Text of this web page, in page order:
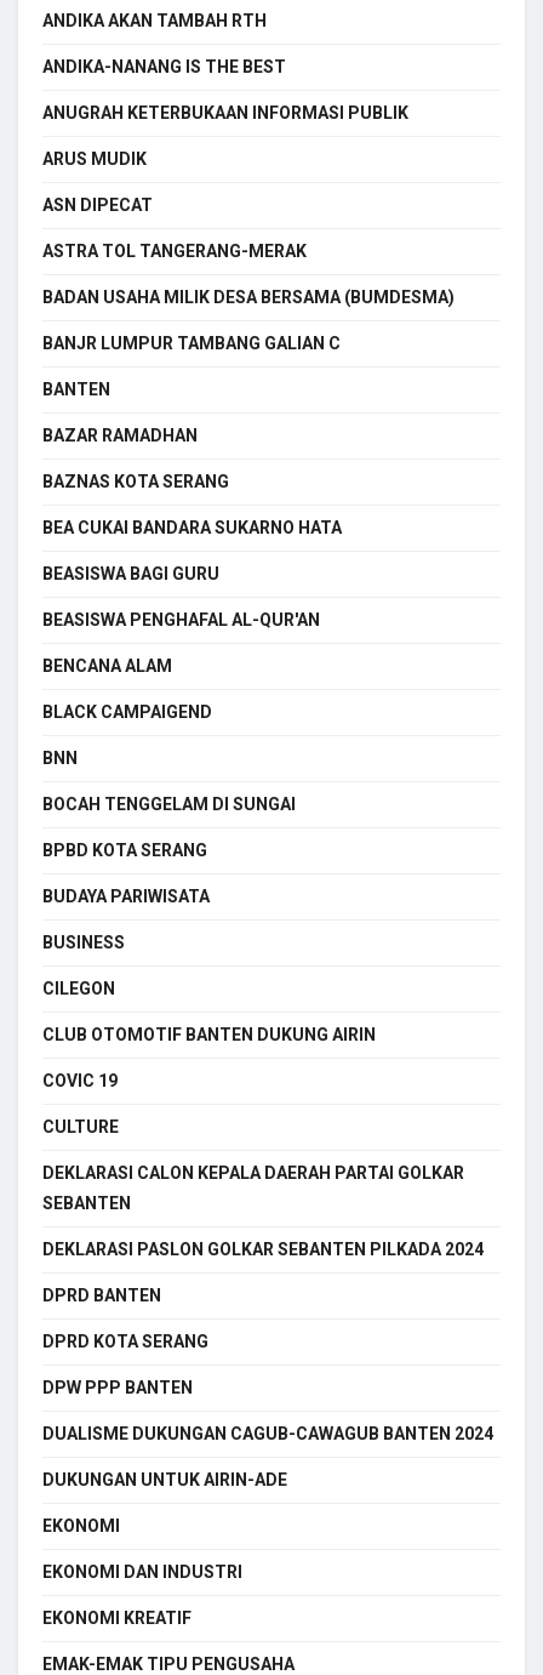
ANDIKA AKAN TAMBAH RTH
ANDIKA-NANANG IS THE BEST
ANUGRAH KETERBUKAAN INFORMASI PUBLIK
ARUS MUDIK
ASN DIPECAT
ASTRA TOL TANGERANG-MERAK
BADAN USAHA MILIK DESA BERSAMA (BUMDESMA)
BANJR LUMPUR TAMBANG GALIAN C
BANTEN
BAZAR RAMADHAN
BAZNAS KOTA SERANG
BEA CUKAI BANDARA SUKARNO HATA
BEASISWA BAGI GURU
BEASISWA PENGHAFAL AL-QUR'AN
BENCANA ALAM
BLACK CAMPAIGEND
BNN
BOCAH TENGGELAM DI SUNGAI
BPBD KOTA SERANG
BUDAYA PARIWISATA
BUSINESS
CILEGON
CLUB OTOMOTIF BANTEN DUKUNG AIRIN
COVIC 19
CULTURE
DEKLARASI CALON KEPALA DAERAH PARTAI GOLKAR
SEBANTEN
DEKLARASI PASLON GOLKAR SEBANTEN PILKADA 2024
DPRD BANTEN
DPRD KOTA SERANG
DPW PPP BANTEN
DUALISME DUKUNGAN CAGUB-CAWAGUB BANTEN 2024
DUKUNGAN UNTUK AIRIN-ADE
EKONOMI
EKONOMI DAN INDUSTRI
EKONOMI KREATIF
EMAK-EMAK TIPU PENGUSAHA